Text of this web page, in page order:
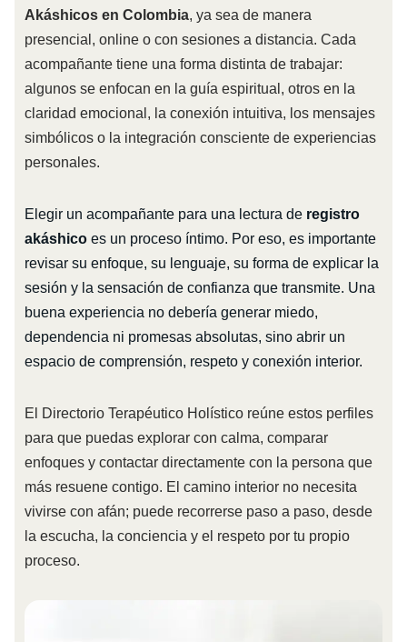
Akáshicos en Colombia, ya sea de manera
presencial, online o con sesiones a distancia. Cada
acompañante tiene una forma distinta de trabajar:
algunos se enfocan en la guía espiritual, otros en la
claridad emocional, la conexión intuitiva, los mensajes
simbólicos o la integración consciente de experiencias
personales.
Elegir un acompañante para una lectura de registro
akáshicoes un proceso íntimo. Por eso, es importante
revisar su enfoque, su lenguaje, su forma de explicar la
sesión y la sensación de confianza que transmite. Una
buena experiencia no debería generar miedo,
dependencia ni promesas absolutas, sino abrir un
espacio de comprensión, respeto y conexión interior.
El Directorio Terapéutico Holístico reúne estos perfiles
para que puedas explorar con calma, comparar
enfoques y contactar directamente con la persona que
más resuene contigo. El camino interior no necesita
vivirse con afán; puede recorrerse paso a paso, desde
la escucha, la conciencia y el respeto por tu propio
proceso.